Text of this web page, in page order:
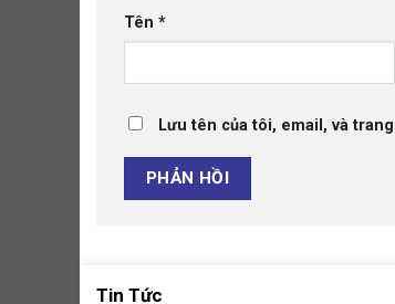
Tên *
Lưu tên của tôi, email, và
Tin Tức